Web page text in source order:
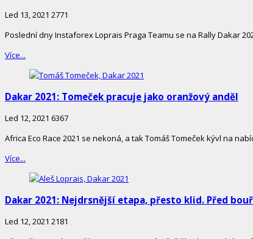
Led 13, 2021 2771
Poslední dny Instaforex Loprais Praga Teamu se na Rally Dakar
Více...
Dakar 2021: Tomeček pracuje jako oranžový anděl
Led 12, 2021 6367
Africa Eco Race 2021 se nekoná, a tak Tomáš Tomeček kývl na
Více...
Dakar 2021: Nejdrsnější etapa, přesto klid. Před
Led 12, 2021 2181